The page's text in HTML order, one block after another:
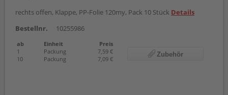
rechts offen, Klappe, PP-Folie 120my, Pack 10 Stück Details
Bestellnr.
10255986
ab Einheit
Preis
1
Packung
7,59 €
10
Packung 7,09 €
Zubehör